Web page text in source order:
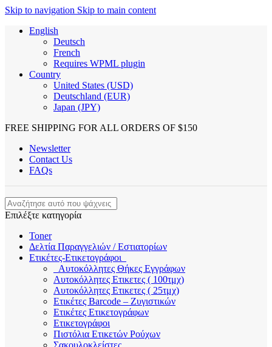
Skip to navigation Skip to main content
English
Deutsch
French
Requires WPML plugin
Country
United States (USD)
Deutschland (EUR)
Japan (JPY)
FREE SHIPPING FOR ALL ORDERS OF $150
Newsletter
Contact Us
FAQs
Επιλέξτε κατηγορία
Toner
Δελτία Παραγγελιών / Εστιατορίων
Ετικέτες-Ετικετογράφοι
Αυτοκόλλητες Θήκες Εγγράφων
Αυτοκόλλητες Ετικετες ( 100τμχ)
Αυτοκόλλητες Ετικετες ( 25τμχ)
Ετικέτες Barcode – Ζυγιστικών
Ετικέτες Ετικετογράφων
Ετικετογράφοι
Πιστόλια Ετικετών Ρούχων
Σακουλοκλείστες